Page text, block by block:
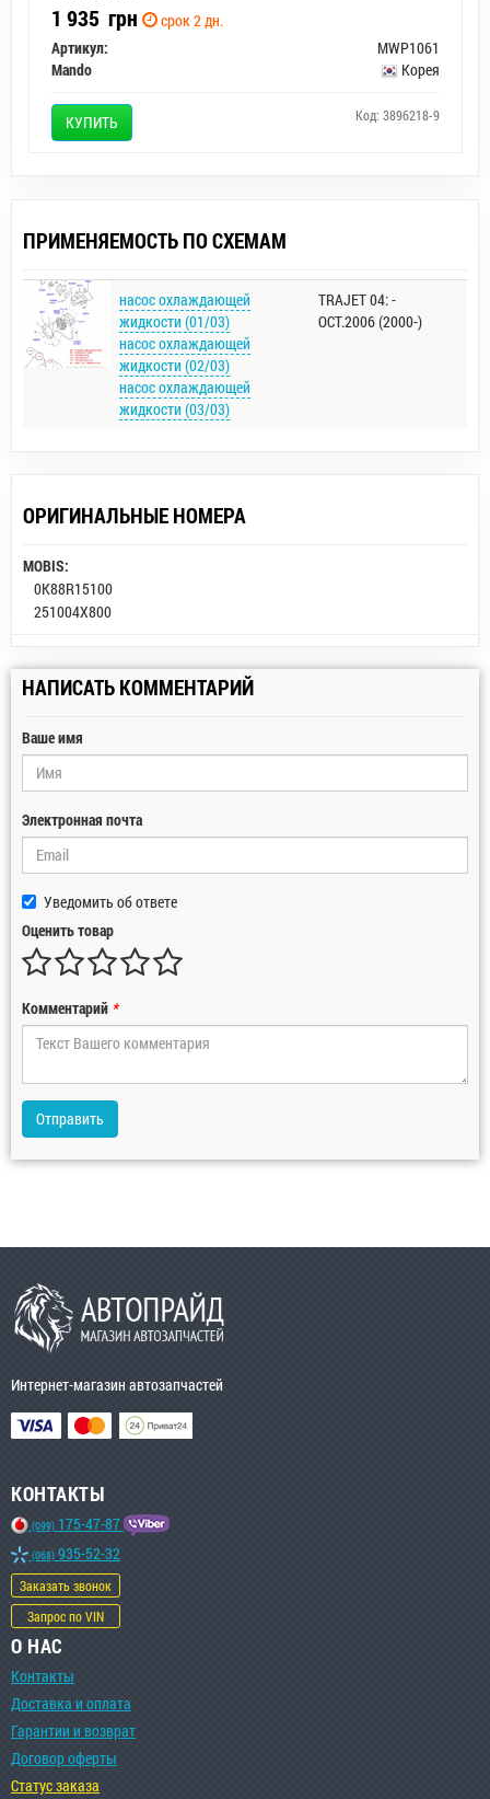
1 935 грн
срок 2 дн.
Артикул:
MWP1061
Mando
Корея
КУПИТЬ Код: 3896218-9
ПРИМЕНЯЕМОСТЬ ПО СХЕМАМ
насос охлаждающей
жидкости (01/03)
насос охлаждающей
жидкости (02/03)
насос охлаждающей
жидкости (03/03)
TRAJET 04: -
OCT.2006 (2000-)
ОРИГИНАЛЬНЫЕ НОМЕРА
MOBIS:
0K88R15100
251004X800
НАПИСАТЬ КОММЕНТАРИЙ
Ваше имя
Электронная почта
Уведомить об ответе
Оценить товар
Комментарий *
Отправить
Интернет-магазин автозапчастей
КОНТАКТЫ
(099) 175-47-87
(068) 935-52-32
Заказать звонок
Запрос по VIN
О НАС
Контакты
Доставка и оплата
Гарантии и возврат
Договор оферты
Статус заказа